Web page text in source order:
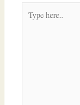
here..